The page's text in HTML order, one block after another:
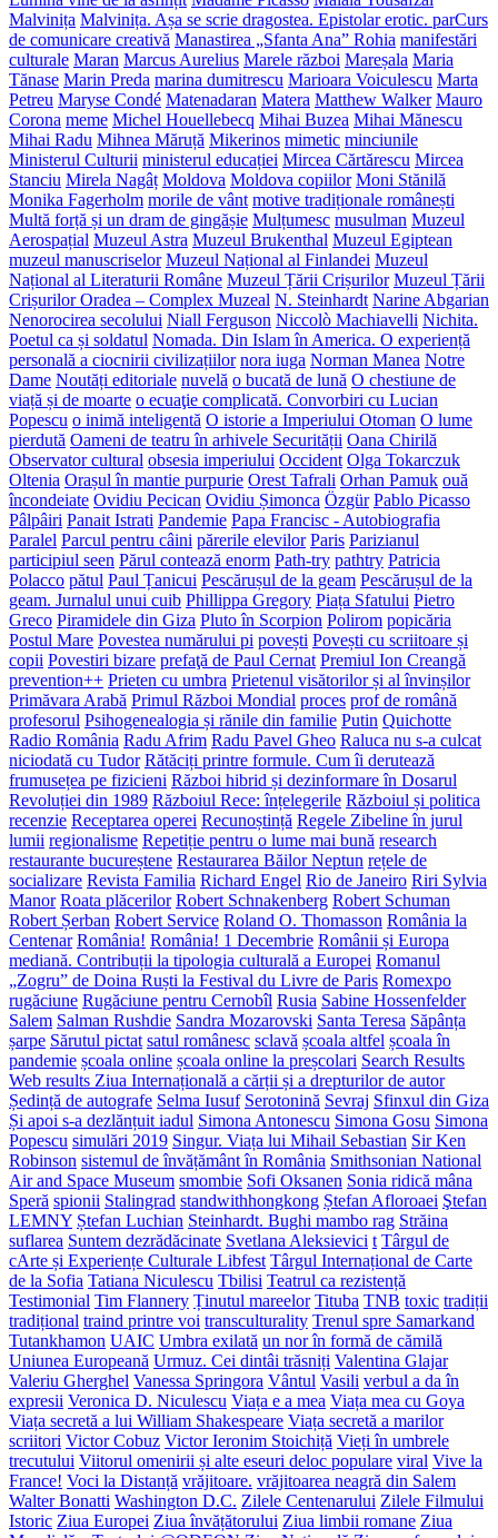
Malvinița Malvinița. Așa se scrie dragostea. Epistolar erotic. parCurs
de comunicare creativă Manastirea „Sfanta Ana” Rohia manifestări
culturale Maran Marcus Aurelius Marele război Mareșala Maria
Tănase Marin Preda marina dumitrescu Marioara Voiculescu Marta
Petreu Maryse Condé Matenadaran Matera Matthew Walker Mauro
Corona meme Michel Houellebecq Mihai Buzea Mihai Mănescu
Mihai Radu Mihnea Măruță Mikerinos mimetic minciunile
Ministerul Culturii ministerul educației Mircea Cărtărescu Mircea
Stanciu Mirela Nagâț Moldova Moldova copiilor Moni Stănilă
Monika Fagerholm morile de vânt motive tradiționale românești
Multă forță și un dram de gingășie Mulțumesc musulman Muzeul
Aerospațial Muzeul Astra Muzeul Brukenthal Muzeul Egiptean
muzeul manuscriselor Muzeul Național al Finlandei Muzeul
Național al Literaturii Române Muzeul Țării Crișurilor Muzeul Țării
Crișurilor Oradea – Complex Muzeal N. Steinhardt Narine Abgarian
Nenorocirea secolului Niall Ferguson Niccolò Machiavelli Nichita.
Poetul ca și soldatul Nomada. Din Islam în America. O experiență
personală a ciocnirii civilizațiilor nora iuga Norman Manea Notre
Dame Noutăți editoriale nuvelă o bucată de lună O chestiune de
viață și de moarte o ecuaţie complicată. Convorbiri cu Lucian
Popescu o inimă inteligentă O istorie a Imperiului Otoman O lume
pierdută Oameni de teatru în arhivele Securității Oana Chirilă
Observator cultural obsesia imperiului Occident Olga Tokarczuk
Oltenia Orașul în mantie purpurie Orest Tafrali Orhan Pamuk ouă
încondeiate Ovidiu Pecican Ovidiu Șimonca Özgür Pablo Picasso
Pâlpâiri Panait Istrati Pandemie Papa Francisc - Autobiografia
Paralel Parcul pentru câini părerile elevilor Paris Parizianul
participiul seen Părul contează enorm Path-try pathtry Patricia
Polacco pătul Paul Țanicui Pescărușul de la geam Pescărușul de la
geam. Jurnalul unui cuib Phillippa Gregory Piața Sfatului Pietro
Greco Piramidele din Giza Pluto în Scorpion Polirom popicăria
Postul Mare Povestea numărului pi povești Povești cu scriitoare și
copii Povestiri bizare prefaţă de Paul Cernat Premiul Ion Creangă
prevention++ Prieten cu umbra Prietenul visătorilor și al învinșilor
Primăvara Arabă Primul Război Mondial proces prof de română
profesorul Psihogenealogia și rănile din familie Putin Quichotte
Radio România Radu Afrim Radu Pavel Gheo Raluca nu s-a culcat
niciodată cu Tudor Rătăciți printre formule. Cum îi derutează
frumusețea pe fizicieni Război hibrid și dezinformare în Dosarul
Revoluției din 1989 Războiul Rece: înțelegerile Războiul și politica
recenzie Receptarea operei Recunoștință Regele Zibeline în jurul
lumii regionalisme Repetiție pentru o lume mai bună research
restaurante bucureștene Restaurarea Băilor Neptun rețele de
socializare Revista Familia Richard Engel Rio de Janeiro Riri Sylvia
Manor Roata plăcerilor Robert Schnakenberg Robert Schuman
Robert Șerban Robert Service Roland O. Thomasson România la
Centenar România! România! 1 Decembrie Românii și Europa
mediană. Contribuții la tipologia culturală a Europei Romanul
„Zogru” de Doina Ruști la Festival du Livre de Paris Romexpo
rugăciune Rugăciune pentru Cernobîl Rusia Sabine Hossenfelder
Salem Salman Rushdie Sandra Mozarovski Santa Teresa Săpânța
șarpe Sărutul pictat satul românesc sclavă școala altfel școala în
pandemie școala online școala online la preșcolari Search Results
Web results Ziua Internațională a cărții și a drepturilor de autor
Ședință de autografe Selma Iusuf Serotonină Sevraj Sfinxul din Giza
Și apoi s-a dezlănțuit iadul Simona Antonescu Simona Gosu Simona
Popescu simulări 2019 Singur. Viața lui Mihail Sebastian Sir Ken
Robinson sistemul de învățământ în România Smithsonian National
Air and Space Museum smombie Sofi Oksanen Sonia ridică mâna
Speră spionii Stalingrad standwithhongkong Ștefan Afloroaei Ştefan
LEMNY Ștefan Luchian Steinhardt. Bughi mambo rag Străina
suflarea Suntem dezrădăcinate Svetlana Aleksievici t Târgul de
cArte și Experiențe Culturale Libfest Târgul Internațional de Carte
de la Sofia Tatiana Niculescu Tbilisi Teatrul ca rezistență
Testimonial Tim Flannery Ținutul mareelor Tituba TNB toxic tradiții
tradițional traind printre voi transculturality Trenul spre Samarkand
Tutankhamon UAIC Umbra exilată un nor în formă de cămilă
Uniunea Europeană Urmuz. Cei dintâi trăsniți Valentina Glajar
Valeriu Gherghel Vanessa Springora Vântul Vasili verbul a da în
expresii Veronica D. Niculescu Viața e a mea Viața mea cu Goya
Viața secretă a lui William Shakespeare Viața secretă a marilor
scriitori Victor Cobuz Victor Ieronim Stoichiță Vieți în umbrele
trecutului Viitorul omenirii și alte eseuri deloc populare viral Vive la
France! Voci la Distanță vrăjitoare. vrăjitoarea neagră din Salem
Walter Bonatti Washington D.C. Zilele Centenarului Zilele Filmului
Istoric Ziua Europei Ziua învățătorului Ziua limbii romane Ziua